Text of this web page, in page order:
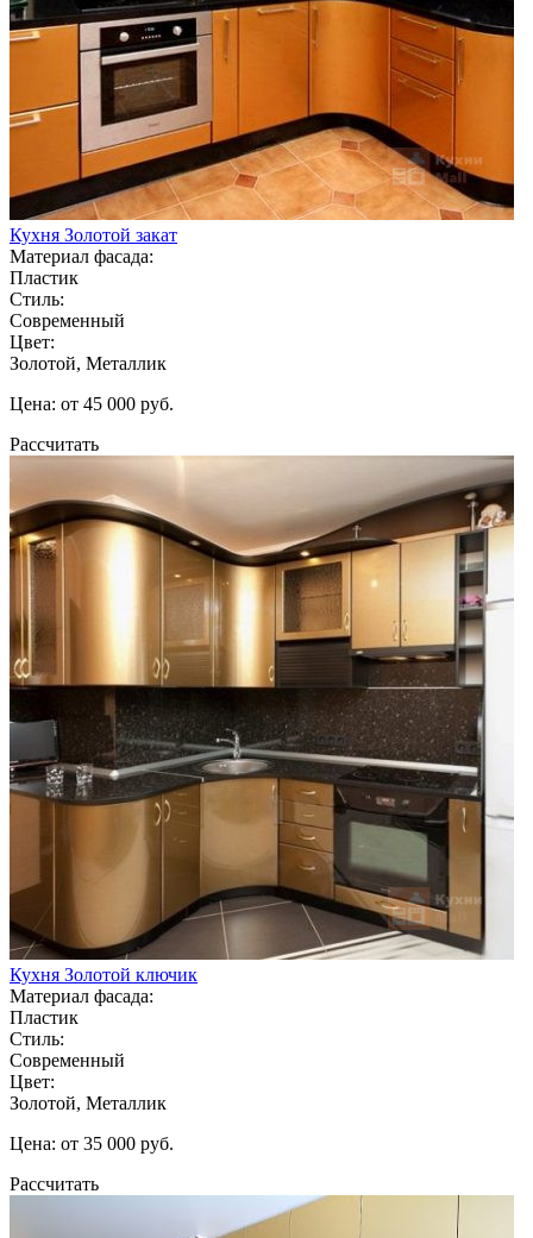
Кухня Золотой закат
Материал фасада:
Пластик
Стиль:
Современный
Цвет:
Золотой, Металлик
Цена: от 45 000 руб.
Рассчитать
Кухня Золотой ключик
Материал фасада:
Пластик
Стиль:
Современный
Цвет:
Золотой, Металлик
Цена: от 35 000 руб.
Рассчитать